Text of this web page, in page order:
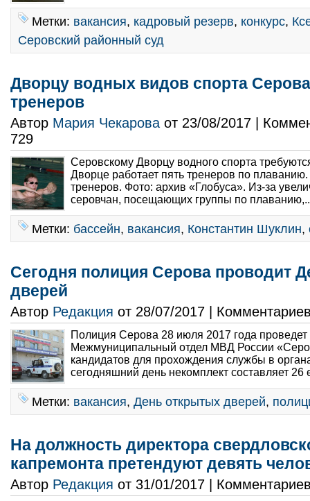
Метки: вакансия, кадровый резерв, конкурс,
Серовский районный суд
Дворцу водных видов спорта Серова
тренеров
Автор Мария Чекарова от 23/08/2017 |
729
Серовскому Дворцу водного спорта
Дворце работает пять тренеров по
тренеров. Фото: архив «Глобуса». Из-за
серовчан, посещающих группы по
Метки: бассейн, вакансия, Константин Шуклин,
Сегодня полиция Серова проводит
дверей
Автор Редакция от 28/07/2017 |
Полиция Серова 28 июля 2017 года
Межмуниципальный отдел МВД России
кандидатов для прохождения службы в
сегодняшний день некомплект составляет
Метки: вакансия, День открытых дверей,
На должность директора
капремонта претендуют девять
Автор Редакция от 31/01/2017 |